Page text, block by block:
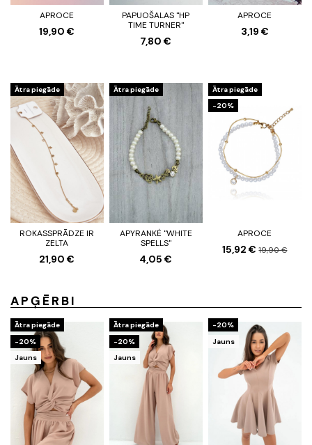
APROCE
19,90 €
PAPUOŠALAS "HP
TIME TURNER"
7,80 €
APROCE
3,19 €
Ātra piegāde
ROKASSPRĀDZE IR
ZELTA
21,90 €
Ātra piegāde
APYRANKĖ "WHITE
SPELLS"
4,05 €
Ātra piegāde
-20%
APROCE
15,92 €19,90 €
APĢĒRBI
Ātra piegāde
-20%
Jauns
Ātra piegāde
-20%
Jauns
-20%
Jauns